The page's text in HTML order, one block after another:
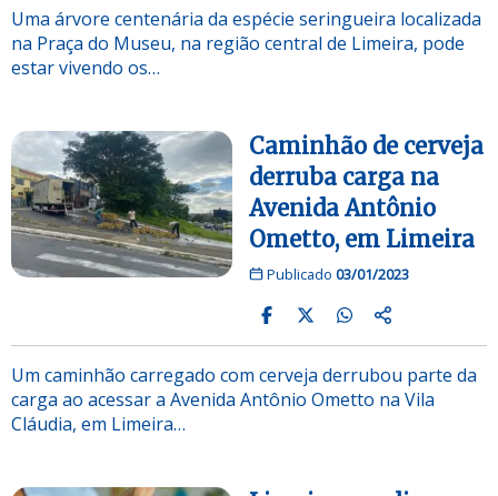
Uma árvore centenária da espécie seringueira localizada
na Praça do Museu, na região central de Limeira, pode
estar vivendo os…
Caminhão de cerveja
derruba carga na
Avenida Antônio
Ometto, em Limeira
Publicado 03/01/2023
Um caminhão carregado com cerveja derrubou parte da
carga ao acessar a Avenida Antônio Ometto na Vila
Cláudia, em Limeira…